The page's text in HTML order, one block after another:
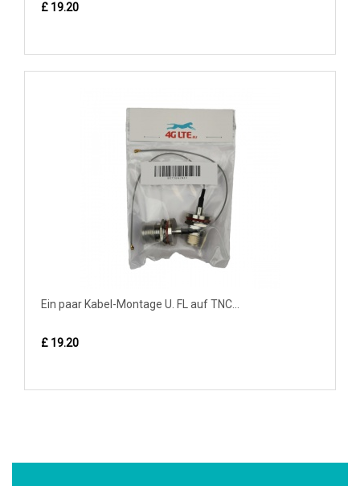
£ 19.20
Ein paar Kabel-Montage U. FL auf TNC...
£ 19.20